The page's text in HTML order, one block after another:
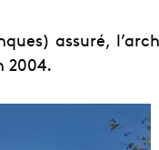
assuré,
2004.